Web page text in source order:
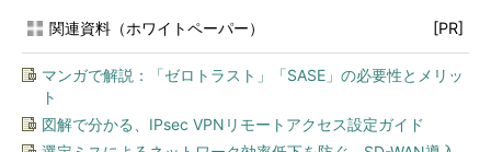
関連資料（ホワイトペーパー） [PR]
マンガで解説：「ゼロトラスト」「SASE」の必要性とメリッ
ト
図解で分かる、IPsec VPNリモートアクセス設定ガイド